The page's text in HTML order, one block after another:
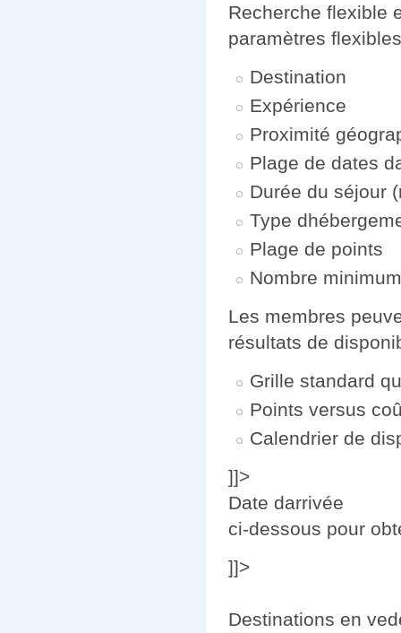
Recherche flexible
paramètres
Destination
Expérience
Proximité
Plage de dates
Durée du séjour
Type
Plage de points
Nombre
Les membres
résultats de
Grille standard
Points versus
Calendrier de
]]>
Date darrivée
ci-dessous pour
]]>
Destinations en